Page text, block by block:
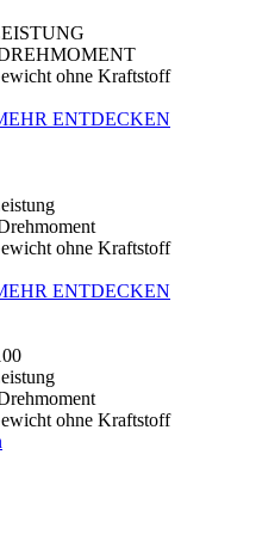
ohne Kraftstoff
ENTDECKEN
ohne Kraftstoff
ENTDECKEN
ohne Kraftstoff